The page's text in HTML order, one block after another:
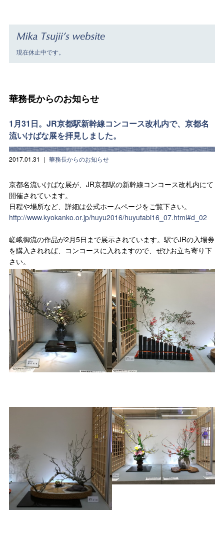
現在休止中です。
華務長からのお知らせ
1月31日。JR京都駅新幹線コンコース改札内で、京都名
流いけばな展を拝見しました。
2017.01.31 ｜ 華務長からのお知らせ
京都名流いけばな展が、JR京都駅の新幹線コンコース改札内にて
開催されています。
日程や場所など、詳細は公式ホームページをご覧下さい。
http://www.kyokanko.or.jp/huyu2016/huyutabi16_07.html#d_02
嵯峨御流の作品が2月5日まで展示されています。駅でJRの入場券
を購入されれば、コンコースに入れますので、ぜひお立ち寄り下
さい。